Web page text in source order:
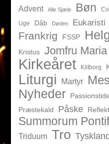
Advent Alle Sjæle Bøn
Uge
Dåb Døden Eukaristi
Frankrig FSSP
Kristus Jomfru Maria
Kirkeåret Klitborg
Liturgi Martyr
Nyheder
Præstekald Påske
Summorum
Triduum Tro